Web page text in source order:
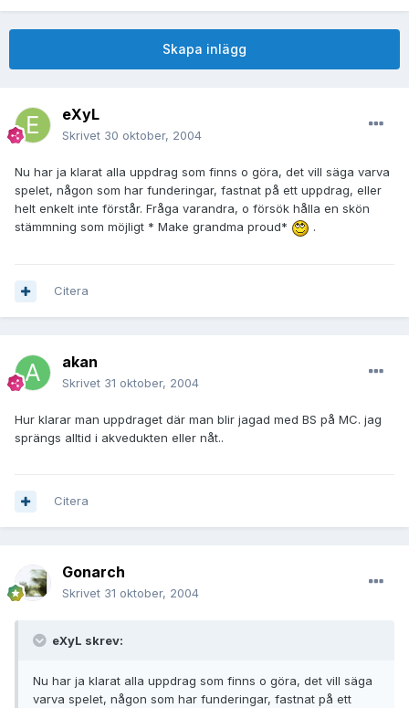
Skapa inlägg
eXyL
Skrivet 30 oktober, 2004
Nu har ja klarat alla uppdrag som finns o göra, det vill säga varva
spelet, någon som har funderingar, fastnat på ett uppdrag, eller
helt enkelt inte förstår. Fråga varandra, o försök hålla en skön
stämmning som möjligt * Make grandma proud*
.
Citera
akan
Skrivet 31 oktober, 2004
Hur klarar man uppdraget där man blir jagad med BS på MC. jag
sprängs alltid i akvedukten eller nåt..
Citera
Gonarch
Skrivet 31 oktober, 2004
eXyL skrev:
Nu har ja klarat alla uppdrag som finns o göra, det vill säga
varva spelet, någon som har funderingar, fastnat på ett